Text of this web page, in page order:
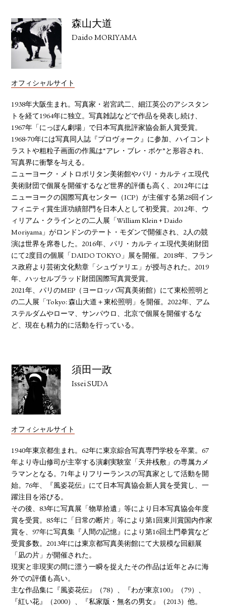
森山大道
Daido MORIYAMA
オフィシャルサイト
1938年大阪生まれ。写真家・岩宮武二、細江英公のアシスタン
トを経て1964年に独立。写真雑誌などで作品を発表し続け、
1967年「にっぽん劇場」で日本写真批評家協会新人賞受賞。
1968-70年には写真同人誌『プロヴォーク』に参加、ハイコント
ラストや粗粒子画面の作風は“アレ・ブレ・ボケ”と形容され、
写真界に衝撃を与える。
ニューヨーク・メトロポリタン美術館やパリ・カルティエ現代
美術財団で個展を開催するなど世界的評価も高く、2012年には
ニューヨークの国際写真センター（ICP）が主催する第28回イン
フィニティ賞生涯功績部門を日本人として初受賞。2012年、ウ
ィリアム・クラインとの二人展「William Klein + Daido
Moriyama」がロンドンのテート・モダンで開催され、2人の競
演は世界を席巻した。2016年、パリ・カルティエ現代美術財団
にて2度目の個展「DAIDO TOKYO」展を開催。2018年、フラン
ス政府より芸術文化勲章「シュヴァリエ」が授与された。2019
年、ハッセルブラッド財団国際写真賞受賞。
2021年、パリのMEP（ヨーロッパ写真美術館）にて東松照明と
の二人展「Tokyo: 森山大道＋東松照明」を開催。2022年、アム
ステルダムやローマ、サンパウロ、北京で個展を開催するな
ど、現在も精力的に活動を行っている。
須田一政
Issei SUDA
オフィシャルサイト
1940年東京都生まれ。62年に東京綜合写真専門学校を卒業。67
年より寺山修司が主宰する演劇実験室「天井桟敷」の専属カメ
ラマンとなる。71年よりフリーランスの写真家として活動を開
始。76年、『風姿花伝』にて日本写真協会新人賞を受賞し、一
躍注目を浴びる。
その後、83年に写真展「物草拾遺」等により日本写真協会年度
賞を受賞。85年に「日常の断片」等により第1回東川賞国内作家
賞を、97年に写真集『人間の記憶』により第16回土門拳賞など
受賞多数。2013年には東京都写真美術館にて大規模な回顧展
「凪の片」が開催された。
現実と非現実の間に漂う一瞬を捉えたその作品は近年とみに海
外での評価も高い。
主な作品集に『風姿花伝』（78）、『わが東京100』（79）、
『紅い花』（2000）、『私家版・無名の男女』（2013）他。